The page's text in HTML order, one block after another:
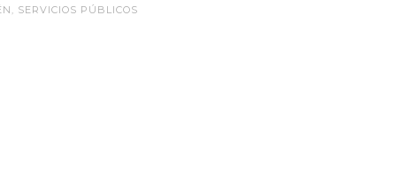
, SERVICIOS PÚBLICOS